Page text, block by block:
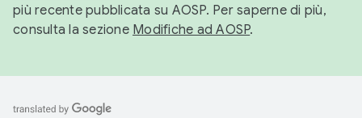
più recente pubblicata su AOSP. Per saperne di più,
consulta la sezione Modifiche ad AOSP.